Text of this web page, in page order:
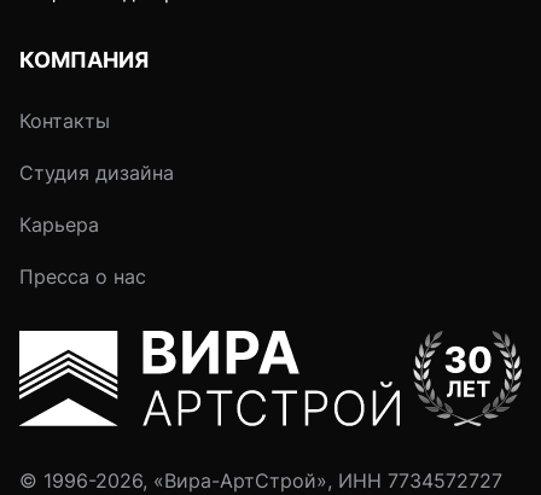
КОМПАНИЯ
Контакты
Студия дизайна
Карьера
Пресса о нас
© 1996-2026, «Вира-АртСтрой», ИНН 7734572727